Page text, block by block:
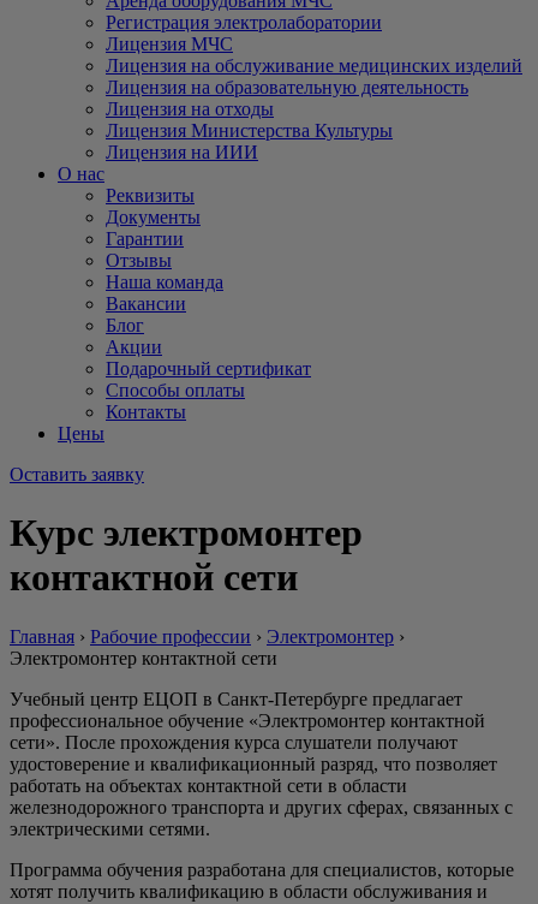
Регистрация электролаборатории
Лицензия МЧС
Лицензия на обслуживание медицинских изделий
Лицензия на образовательную деятельность
Лицензия на отходы
Лицензия Министерства Культуры
Лицензия на ИИИ
О нас
Реквизиты
Документы
Гарантии
Отзывы
Наша команда
Вакансии
Блог
Акции
Подарочный сертификат
Способы оплаты
Контакты
Цены
Оставить заявку
Курс электромонтер
контактной сети
Главная › Рабочие профессии › Электромонтер ›
Электромонтер контактной сети
Учебный центр ЕЦОП в Санкт-Петербурге предлагает
профессиональное обучение «Электромонтер контактной
сети». После прохождения курса слушатели получают
удостоверение и квалификационный разряд, что позволяет
работать на объектах контактной сети в области
железнодорожного транспорта и других сферах, связанных с
электрическими сетями.
Программа обучения разработана для специалистов, которые
хотят получить квалификацию в области обслуживания и